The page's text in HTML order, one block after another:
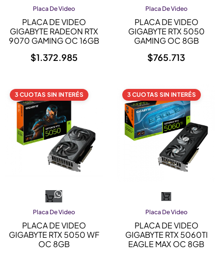
Placa De Video
PLACA DE VIDEO
GIGABYTE RADEON RTX
9070 GAMING OC 16GB
$1.372.985
Placa De Video
PLACA DE VIDEO
GIGABYTE RTX 5050
GAMING OC 8GB
$765.713
3 CUOTAS SIN INTERÉS
Placa De Video
PLACA DE VIDEO
GIGABYTE RTX 5050 WF
OC 8GB
3 CUOTAS SIN INTERÉS
Placa De Video
PLACA DE VIDEO
GIGABYTE RTX 5060TI
EAGLE MAX OC 8GB